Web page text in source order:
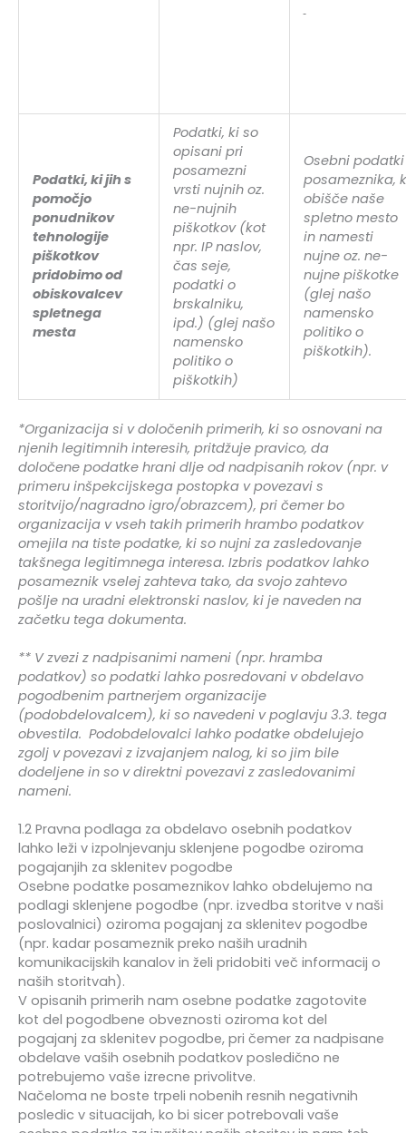
Podatki, ki jih s
pomočjo
ponudnikov
tehnologije
piškotkov
pridobimo od
obiskovalcev
spletnega
mesta
Podatki, ki so
opisani pri
posamezni
vrsti nujnih oz.
ne-nujnih
piškotkov (kot
npr. IP naslov,
čas seje,
podatki o
brskalniku,
ipd.) (glej našo
namensko
politiko o
piškotkih)
Osebni podatki
posameznika,
obišče naše
spletno mesto
in namesti
nujne oz. ne-
nujne piškotke
(glej našo
namensko
politiko o
piškotkih).
*Organizacija si v določenih primerih, ki so osnovani na
njenih legitimnih interesih, pritdžuje pravico, da
določene podatke hrani dlje od nadpisanih rokov (npr. v
primeru inšpekcijskega postopka v povezavi s
storitvijo/nagradno igro/obrazcem), pri čemer bo
organizacija v vseh takih primerih hrambo podatkov
omejila na tiste podatke, ki so nujni za zasledovanje
takšnega legitimnega interesa. Izbris podatkov lahko
posameznik vselej zahteva tako, da svojo zahtevo
pošlje na uradni elektronski naslov, ki je naveden na
začetku tega dokumenta.
** V zvezi z nadpisanimi nameni (npr. hramba
podatkov) so podatki lahko posredovani v obdelavo
pogodbenim partnerjem organizacije
(podobdelovalcem), ki so navedeni v poglavju 3.3. tega
obvestila. Podobdelovalci lahko podatke obdelujejo
zgolj v povezavi z izvajanjem nalog, ki so jim bile
dodeljene in so v direktni povezavi z zasledovanimi
nameni.
1.2 Pravna podlaga za obdelavo osebnih podatkov
lahko leži v izpolnjevanju sklenjene pogodbe oziroma
pogajanjih za sklenitev pogodbe
Osebne podatke posameznikov lahko obdelujemo na
podlagi sklenjene pogodbe (npr. izvedba storitve v naši
poslovalnici) oziroma pogajanj za sklenitev pogodbe
(npr. kadar posameznik preko naših uradnih
komunikacijskih kanalov in želi pridobiti več informacij o
naših storitvah).
V opisanih primerih nam osebne podatke zagotovite
kot del pogodbene obveznosti oziroma kot del
pogajanj za sklenitev pogodbe, pri čemer za nadpisane
obdelave vaših osebnih podatkov posledično ne
potrebujemo vaše izrecne privolitve.
Načeloma ne boste trpeli nobenih resnih negativnih
posledic v situacijah, ko bi sicer potrebovali vaše